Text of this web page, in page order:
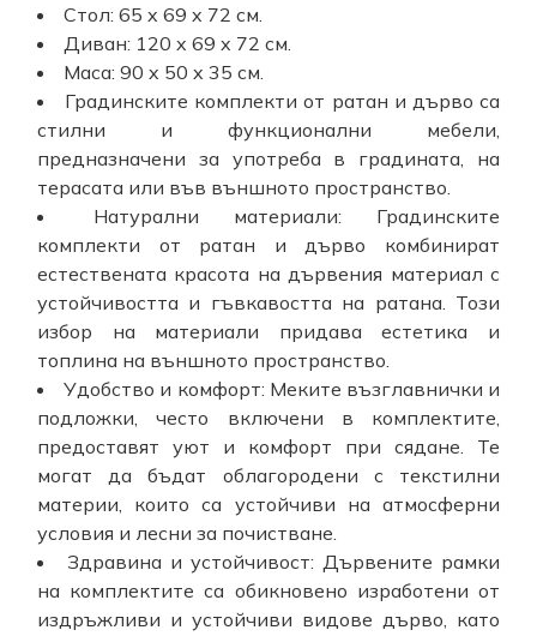
Стол: 65 x 69 x 72 см.
Диван: 120 x 69 x 72 см.
Маса: 90 x 50 x 35 см.
Градинските комплекти от ратан и дърво са
стилни и функционални мебели,
предназначени за употреба в градината, на
терасата или във външното пространство.
Натурални материали: Градинските
комплекти от ратан и дърво комбинират
естествената красота на дървения материал с
устойчивостта и гъвкавостта на ратана. Този
избор на материали придава естетика и
топлина на външното пространство.
Удобство и комфорт: Меките възглавнички и
подложки, често включени в комплектите,
предоставят уют и комфорт при сядане. Те
могат да бъдат облагородени с текстилни
материи, които са устойчиви на атмосферни
условия и лесни за почистване.
Здравина и устойчивост: Дървените рамки
на комплектите са обикновено изработени от
издръжливи и устойчиви видове дърво, като